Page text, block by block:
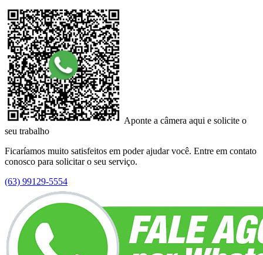
Aponte a câmera aqui e solicite o
seu trabalho
Ficaríamos muito satisfeitos em poder ajudar você. Entre em contato
conosco para solicitar o seu serviço.
(63) 99129-5554